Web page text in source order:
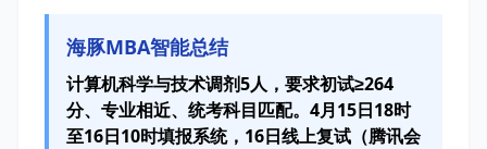
海豚MBA智能总结
计算机科学与技术调剂5人，要求初试≥264
分、专业相近、统考科目匹配。4月15日18时
至16日10时填报系统，16日线上复试（腾讯会